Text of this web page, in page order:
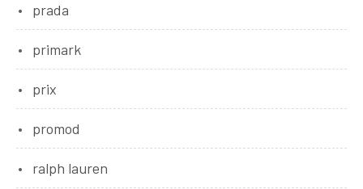
prada
primark
prix
promod
ralph lauren